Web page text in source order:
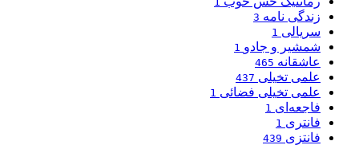
زندگی نامه 3
سریالی 1
شمشیر و جادو 1
عاشقانه 465
علمی تخیلی 437
علمی تخیلی فضائی 1
فاجعه‌ای 1
فانتری 1
فانتزی 439